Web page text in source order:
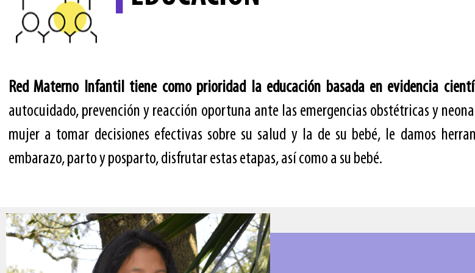
Red Materno Infantil tiene como prioridad la educación basada en evidencia
autocuidado, prevención y reacción oportuna ante las emergencias obstétricas y
mujer a tomar decisiones efectivas sobre su salud y la de su bebé, le damos
embarazo, parto y posparto, disfrutar estas etapas, así como a su bebé.